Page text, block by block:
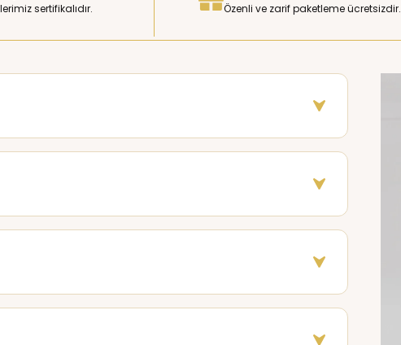
sertifikalıdır. Özenli ve zarif paketleme ücretsizdir.